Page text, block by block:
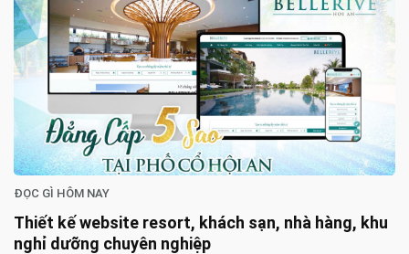
ĐỌC GÌ HÔM NAY
Thiết kế website resort, khách sạn, nhà hàng, khu
nghỉ dưỡng chuyên nghiệp